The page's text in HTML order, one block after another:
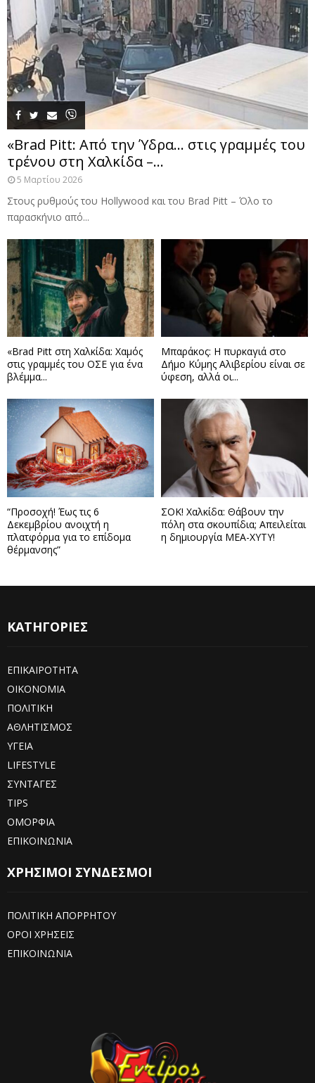
«Brad Pitt: Από την Ύδρα… στις γραμμές του
τρένου στη Χαλκίδα –...
5 Μαρτίου 2026
Στους ρυθμούς του Hollywood και του Brad Pitt – Όλο το
παρασκήνιο από...
«Brad Pitt στη Χαλκίδα: Χαμός
στις γραμμές του ΟΣΕ για ένα
βλέμμα...
Μπαράκος: Η πυρκαγιά στο
Δήμο Κύμης Αλιβερίου είναι σε
ύφεση, αλλά οι...
“Προσοχή! Έως τις 6
Δεκεμβρίου ανοιχτή η
πλατφόρμα για το επίδομα
θέρμανσης”
ΣΟΚ! Χαλκίδα: Θάβουν την
πόλη στα σκουπίδια; Απειλείται
η δημιουργία ΜΕΑ-ΧΥΤΥ!
ΚΑΤΗΓΟΡΙΕΣ
ΕΠΙΚΑΙΡΟΤΗΤΑ
ΟΙΚΟΝΟΜΙΑ
ΠΟΛΙΤΙΚΗ
ΑΘΛΗΤΙΣΜΟΣ
ΥΓΕΙΑ
LIFESTYLE
ΣΥΝΤΑΓΕΣ
TIPS
ΟΜΟΡΦΙΑ
ΕΠΙΚΟΙΝΩΝΙΑ
ΧΡΗΣΙΜΟΙ ΣΥΝΔΕΣΜΟΙ
ΠΟΛΙΤΙΚΗ ΑΠΟΡΡΗΤΟΥ
ΟΡΟΙ ΧΡΗΣΕΙΣ
ΕΠΙΚΟΙΝΩΝΙΑ